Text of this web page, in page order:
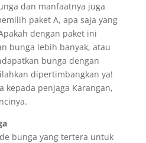
dan manfaatnya juga
paket A, apa saja yang
dengan paket ini
bunga lebih banyak, atau
bunga dengan
dipertimbangkan ya!
kepada penjaga Karangan,
bunga yang tertera untuk